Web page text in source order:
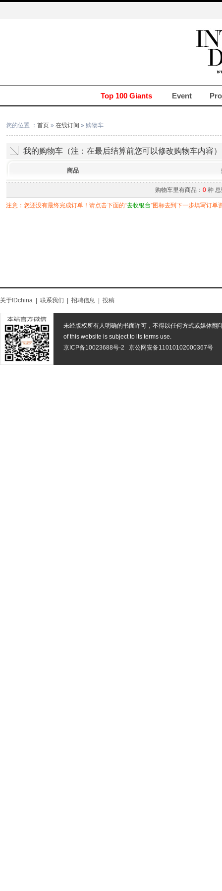
Top 100 Giants Event
您的位置 ：首页 »在线订阅 » 购物车
我的购物车（注：在最后结算前您可以修改购物车内容）
商品
购物车里有商品： 0 种
注意：您还没有最终完成订单！请点击下面的“去收银台”图标去到下一步填写订单
关于IDchina 联系我们 招聘信息 投稿
未经版权所有人明确的书面许可，不得以任何方式或媒体翻
of this website is subject to its terms use.
京ICP备10023688号-2
京公网安备11010102000367号